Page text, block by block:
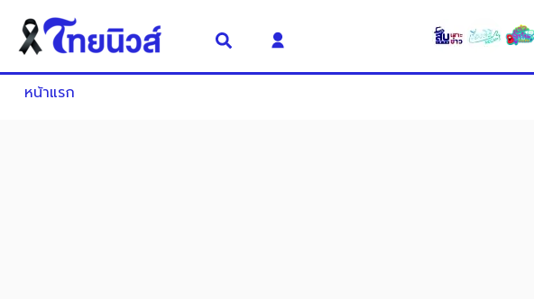
หน้าแรก